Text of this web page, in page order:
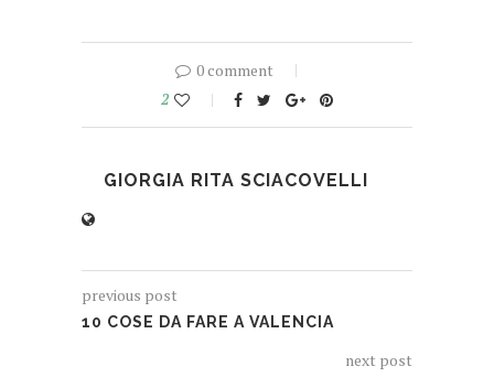
0 comment
2
GIORGIA RITA SCIACOVELLI
previous post
10 COSE DA FARE A VALENCIA
next post